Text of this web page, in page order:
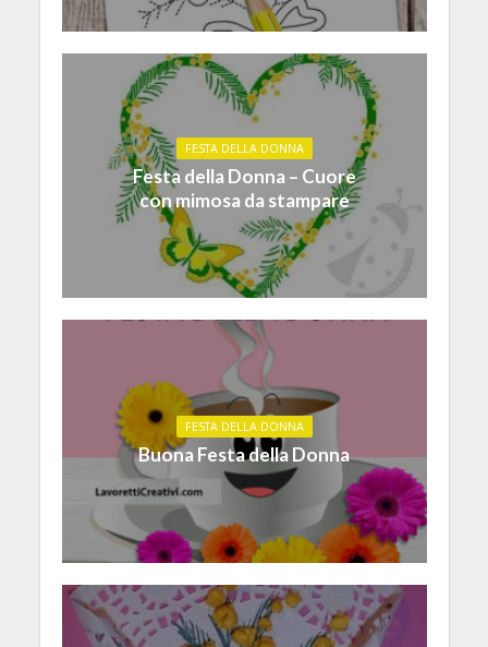
FESTA DELLA DONNA
Festa della Donna – Cuore
con mimosa da stampare
FESTA DELLA DONNA
Buona Festa della Donna